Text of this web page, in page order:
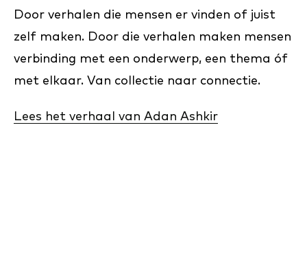
Door verhalen die mensen er vinden of juist
zelf maken. Door die verhalen maken mensen
verbinding met een onderwerp, een thema óf
met elkaar. Van collectie naar connectie.
Lees het verhaal van Adan Ashkir